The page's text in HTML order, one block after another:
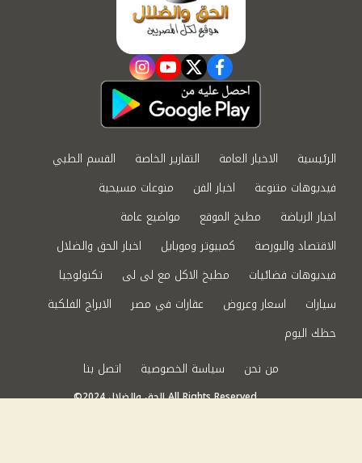
facebook
twitter
youtube
instagram
الرئيسية الاخبار العامة التقارير الخاصة
القسم الطبي
فيديوهات متنوعة
اخبار الفن
منوعات مسيحية
اخبار الرياضة
مطبخ الموقع
مواضيع عامة
الاقتصاد والبورصة
كمبيوتر وموبايل
اخبار الحق والضلال
فيديوهات فضائيات
مطبخ الاكل مع لى لى
تكنولوجيا
سيارات
اسعار وعروض عقارات في مصر
الابراج الفلكية
حظك اليوم
من نحن
سياسة الخصوصية اتصل بنا
©2024 الحق والضلال All Rights Reserved.